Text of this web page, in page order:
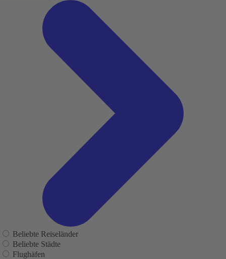
Beliebte Reiseländer
Beliebte Städte
Flughäfen